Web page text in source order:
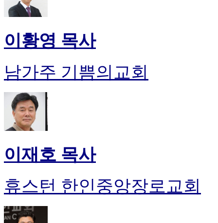
이황영 목사
남가주 기쁨의교회
이재호 목사
휴스턴 한인중앙장로교회